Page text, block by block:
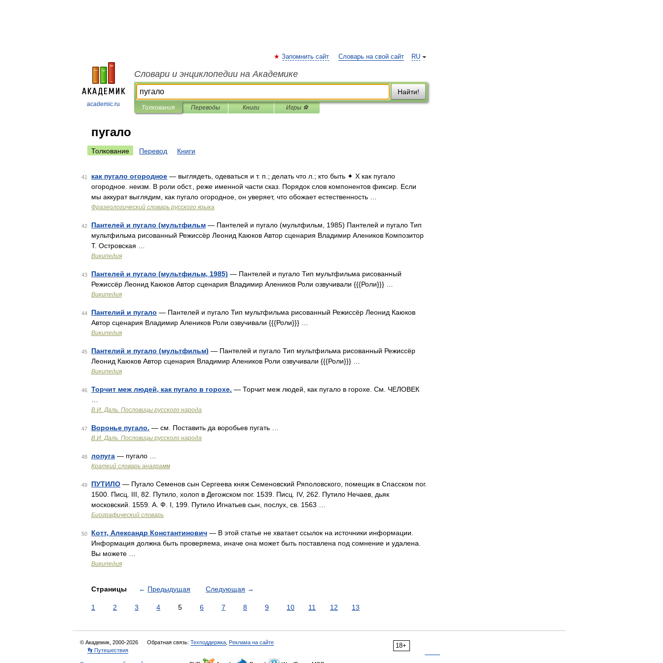
academic.ru
RU
Запомнить сайт Словарь на свой сайт
Словари и энциклопедии на Академике
Найти!
Толкования Переводы Книги Игры ⚽
пугало
Толкование Перевод Книги
41 как пугало огородное — выглядеть, одеваться и т. п.; делать что л.; кто быть ✦ Х как пугало
огородное. неизм. В роли обст., реже именной части сказ. Порядок слов компонентов фиксир. Если
мы аккурат выглядим, как пугало огородное, он уверяет, что обожает естественность …
Фразеологический словарь русского языка
42 Пантелей и пугало (мультфильм — Пантелей и пугало (мультфильм, 1985) Пантелей и пугало Тип
мультфильма рисованный Режиссёр Леонид Каюков Автор сценария Владимир Алеников Композитор
Т. Островская …
Википедия
43 Пантелей и пугало (мультфильм, 1985) — Пантелей и пугало Тип мультфильма рисованный
Режиссёр Леонид Каюков Автор сценария Владимир Алеников Роли озвучивали {{{Роли}}} …
Википедия
44 Пантелий и пугало — Пантелей и пугало Тип мультфильма рисованный Режиссёр Леонид Каюков
Автор сценария Владимир Алеников Роли озвучивали {{{Роли}}} …
Википедия
45 Пантелий и пугало (мультфильм) — Пантелей и пугало Тип мультфильма рисованный Режиссёр
Леонид Каюков Автор сценария Владимир Алеников Роли озвучивали {{{Роли}}} …
Википедия
46 Торчит меж людей, как пугало в горохе. — Торчит меж людей, как пугало в горохе. См. ЧЕЛОВЕК
В.И. Даль. Пословицы русского народа
47 Воронье пугало. — см. Поставить да воробьев пугать …
В.И. Даль. Пословицы русского народа
48 лопуга — пугало …
Краткий словарь анаграмм
49 ПУТИЛО — Пугало Семенов сын Сергеева княж Семеновский Ряполовского, помещик в Спасском пог.
1500. Писц. III, 82. Путило, холоп в Дегожском пог. 1539. Писц. IV, 262. Путило Нечаев, дьяк
московский. 1559. А. Ф. I, 199. Путило Игнатьев сын, послух, св. 1563 …
Биографический словарь
50 Котт, Александр Константинович — В этой статье не хватает ссылок на источники информации.
Информация должна быть проверяема, иначе она может быть поставлена под сомнение и удалена.
Вы можете …
Википедия
Страницы ← Предыдущая Следующая →
1 2 3 4 5 6 7 8 9 10 11 12 13
18+
© Академик, 2000-2026 Обратная связь: Техподдержка Реклама на сайте
👣 Путешествия